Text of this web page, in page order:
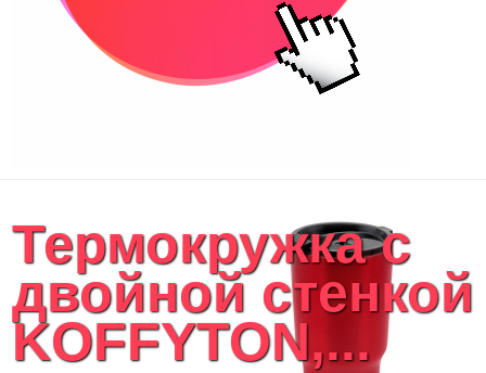
Термокружка с
двойной стенкой
KOFFYTON,...